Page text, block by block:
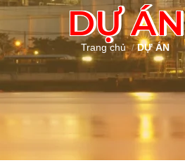
DỰ ÁN
Trang chủ/DỰ ÁN